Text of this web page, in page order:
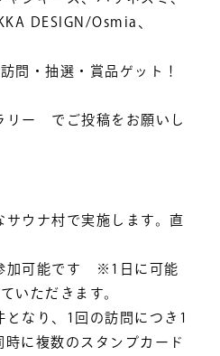
DESIGN/Osmia、
問・抽選・賞品ゲット！
リー でご投稿をお願いし
サウナ村で実施します。直
加可能です ※1日に可能
いただきます。
となり、1回の訪問につき1
に複数のスタンプカード